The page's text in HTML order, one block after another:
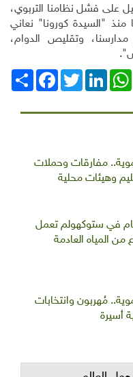
على فشل نظامنا التربوي،
منذ "السيدة كورونا" نعاني
وتقليص الدوام،
انشر
FacebookTwitterLinkedIn
WhatsApp
مفارقات وحملات
وهيئات محلية
في ستوكهولم تعمل
المياه العادمة
مُهربون وانتخابات
أسيرة